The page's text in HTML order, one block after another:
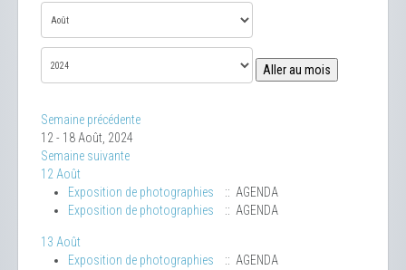
Aller au mois
Semaine précédente
12 - 18 Août, 2024
Semaine suivante
12 Août
Exposition de photographies
:: AGENDA
Exposition de photographies
:: AGENDA
13 Août
Exposition de photographies
:: AGENDA